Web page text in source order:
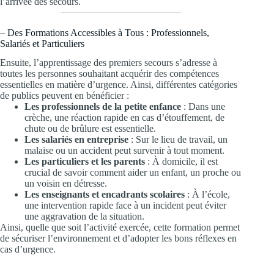
– Des Formations Accessibles à Tous : Professionnels,
Salariés et Particuliers
Ensuite, l’apprentissage des premiers secours s’adresse à
toutes les personnes souhaitant acquérir des compétences
essentielles en matière d’urgence. Ainsi, différentes catégories
de publics peuvent en bénéficier :
Les professionnels de la petite enfance : Dans une
crèche, une réaction rapide en cas d’étouffement, de
chute ou de brûlure est essentielle.
Les salariés en entreprise : Sur le lieu de travail, un
malaise ou un accident peut survenir à tout moment.
Les particuliers et les parents : À domicile, il est
crucial de savoir comment aider un enfant, un proche ou
un voisin en détresse.
Les enseignants et encadrants scolaires : À l’école,
une intervention rapide face à un incident peut éviter
une aggravation de la situation.
Ainsi, quelle que soit l’activité exercée, cette formation permet
de sécuriser l’environnement et d’adopter les bons réflexes en
cas d’urgence.